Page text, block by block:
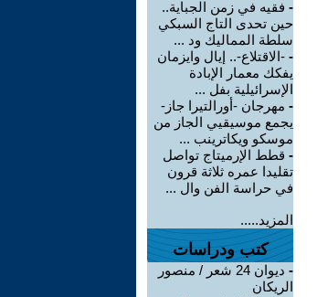
- فقيه في زمن الجباية..
حين تحدى التاج السبكي
سلطة المماليك ود ...
- -الاقتلاع-.. إيال وايزمان
يفكك معمار الإبادة
الإسرائيلية بفل ...
- مهرجان -أورالتيرا جاز-
يجمع موسيقيي الجاز من
موسكو ويكاترينب ...
- قطط الإرميتاج تواصل
تقليدا عمره ثلاثة قرون
في حراسة الفن وال ...
المزيد.....
كتب ودراسات
-
ديوان 24 شعر / منصور
الريكان